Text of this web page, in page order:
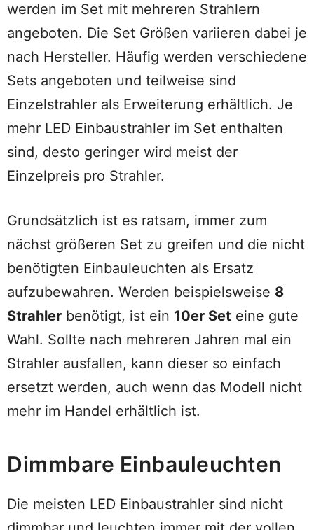
werden im Set mit mehreren Strahlern
angeboten. Die Set Größen variieren dabei je
nach Hersteller. Häufig werden verschiedene
Sets angeboten und teilweise sind
Einzelstrahler als Erweiterung erhältlich. Je
mehr LED Einbaustrahler im Set enthalten
sind, desto geringer wird meist der
Einzelpreis pro Strahler.
Grundsätzlich ist es ratsam, immer zum
nächst größeren Set zu greifen und die nicht
benötigten Einbauleuchten als Ersatz
aufzubewahren. Werden beispielsweise 8
Strahler benötigt, ist ein 10er Set eine gute
Wahl. Sollte nach mehreren Jahren mal ein
Strahler ausfallen, kann dieser so einfach
ersetzt werden, auch wenn das Modell nicht
mehr im Handel erhältlich ist.
Dimmbare Einbauleuchten
Die meisten LED Einbaustrahler sind nicht